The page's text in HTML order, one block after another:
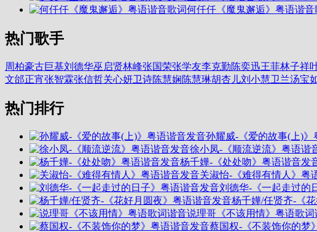
何仟仟《魔鬼邂逅》粤语谐音
热门歌手
周柏豪古巨基刘德华巫启贤林峰张国荣张学友李克勤陈奕迅王菲林子祥
文邰正宵张智霖张信哲关心妍卫诗陈慧娴陈慧琳胡杏儿刘小慧卫兰汤宝
热门排行
孙耀威-《爱的故事(上)》
徐小凤-《顺流逆流》粤语谐
杨千嬅-《处处吻》粤语谐音发
关淑怡-《难得有情人》粤
刘德华-《一起走过的
杨千嬅/任贤齐-《
说理哥《不该用情》粤语歌词
蔡国权-《不装饰你的梦